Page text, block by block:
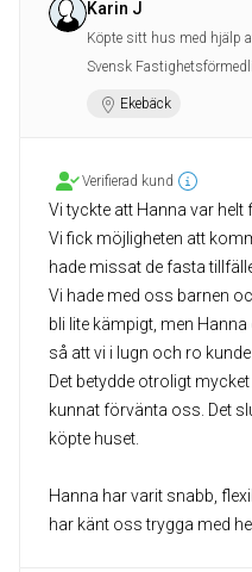
Karin J
Köpte sitt hus med hjälp
Svensk
Ekebäck
Verifierad kund
Vi tyckte att Hanna var helt
Vi fick möjligheten att
hade missat de fasta
Vi hade med oss barnen
bli lite kämpigt, men
så att vi i lugn och ro
Det betydde otroligt
kunnat förvänta oss. Det
köpte huset.
Hanna har varit snabb,
har känt oss trygga med